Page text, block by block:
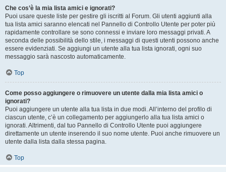
Che cos’è la mia lista amici e ignorati?
Puoi usare queste liste per gestire gli iscritti al Forum. Gli utenti aggiunti alla
tua lista amici saranno elencati nel Pannello di Controllo Utente per poter più
rapidamente controllare se sono connessi e inviare loro messaggi privati. A
seconda delle possibilità dello stile, i messaggi di questi utenti possono anche
essere evidenziati. Se aggiungi un utente alla tua lista ignorati, ogni suo
messaggio sarà nascosto automaticamente.
Top
Come posso aggiungere o rimuovere un utente dalla mia lista amici o
ignorati?
Puoi aggiungere un utente alla tua lista in due modi. All’interno del profilo di
ciascun utente, c’è un collegamento per aggiungerlo alla tua lista amici o
ignorati. Altrimenti, dal tuo Pannello di Controllo Utente puoi aggiungere
direttamente un utente inserendo il suo nome utente. Puoi anche rimuovere un
utente dalla lista dalla stessa pagina.
Top